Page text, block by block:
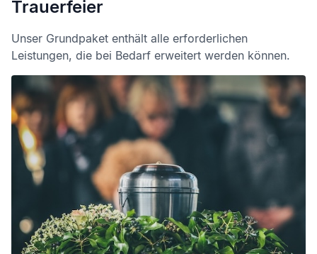
Trauerfeier
Unser Grundpaket enthält alle erforderlichen
Leistungen, die bei Bedarf erweitert werden können.